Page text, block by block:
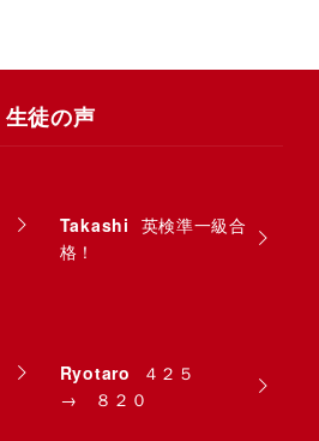
生徒の声
Takashi 英検準一級合
格！
Ryotaro
４２５
→ ８２０